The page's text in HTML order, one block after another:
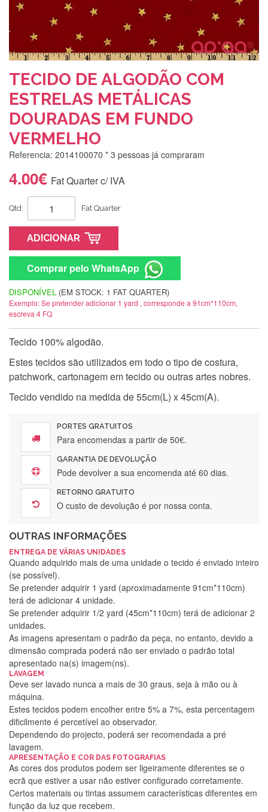
TECIDO DE ALGODÃO COM
ESTRELAS METÁLICAS
DOURADAS EM FUNDO
VERMELHO
Referencia: 2014100070 * 3 pessoas já compraram
4.00€ Fat Quarter c/ IVA
Qtd: Fat Quarter
ADICIONAR
Comprar pelo WhatsApp
DISPONÍVEL (EM STOCK: 1 FAT QUARTER)
Exemplo: Se pretender adicionar 1 yard , corresponde a 91cm*110cm,
escreva 4 FQ
Tecido 100% algodão.
Estes tecidos são utilizados em todo o tipo de costura,
patchwork, cartonagem em tecido ou outras artes nobres.
Tecido vendido na medida de 55cm(L) x 45cm(A).
PORTES GRATUITOS
Para encomendas a partir de 50€.
GARANTIA DE DEVOLUÇÃO
Pode devolver a sua encomenda até 60 dias.
RETORNO GRATUITO
O custo de devolução é por nossa conta.
OUTRAS INFORMAÇÕES
ENTREGA DE VÁRIAS UNIDADES
Quando adquirido mais de uma unidade o tecido é enviado inteiro
(se possível).
Se pretender adquirir 1 yard (aproximadamente 91cm*110cm)
terá de adicionar 4 unidade.
Se pretender adquirir 1/2 yard (45cm*110cm) terá de adicionar 2
unidades.
As imagens apresentam o padrão da peça, no entanto, devido a
dimensão comprada poderá não ser enviado o padrão total
apresentado na(s) imagem(ns).
LAVAGEM
Deve ser lavado nunca a mais de 30 graus, seja à mão ou à
máquina.
Estes tecidos podem encolher entre 5% a 7%, esta percentagem
dificilmente é percetível ao observador.
Dependendo do projecto, poderá ser recomendada a pré
lavagem.
APRESENTAÇÃO E COR DAS FOTOGRAFIAS
As cores dos produtos podem ser ligeiramente diferentes se o
ecrã que estiver a usar não estiver configurado corretamente.
Certos materiais ou tintas assumem características diferentes em
função da luz que recebem.
Silvia Lopes
Encomenda direitinha. Rapidez e segurança. Volto a
encomendar.